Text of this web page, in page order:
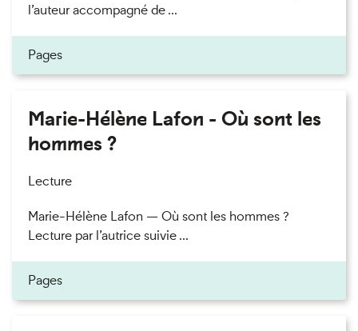
l’auteur accompagné de ...
Pages
Marie-Hélène Lafon - Où sont les
hommes ?
Lecture
Marie-Hélène Lafon — Où sont les hommes ?
Lecture par l’autrice suivie ...
Pages